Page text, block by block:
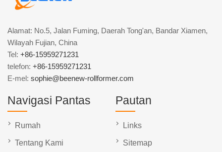
Alamat: No.5, Jalan Fuming, Daerah Tong'an, Bandar Xiamen,
Wilayah Fujian, China
Tel: +86-15959271231
telefon: +86-15959271231
E-mel: sophie@beenew-rollformer.com
Navigasi Pantas
Rumah
Tentang Kami
Pautan
Links
Sitemap